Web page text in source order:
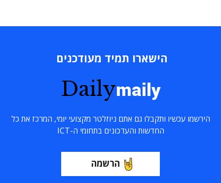
הישארו תמיד מעודכנים
Dailymaily
הירשמו עכשיו ותקבלו גם אתם ניוזלטר מקצועי יומי, המרכז את כל
החדשות והעדכונים בתחומי ה-ICT
הרשמה